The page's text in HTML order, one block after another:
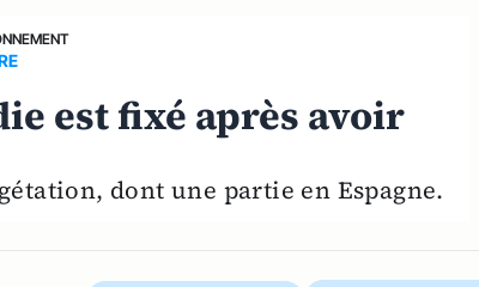
est fixé après avoir
dont une partie en Espagne.